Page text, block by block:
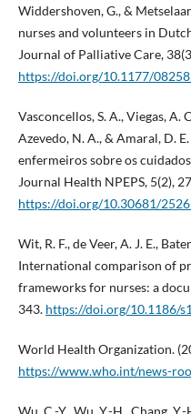
Widdershoven, G., &
nurses and volunteers in
Journal of Palliative Care,
https://doi.org/10.1177/
Vasconcellos, S. A., Viegas, A.
Azevedo, N. A., & Amaral, D.
enfermeiros sobre os
Journal Health NPEPS, 5(2),
https://doi.org/10.30681/
Wit, R. F., de Veer, A. J. E.,
International comparison of
frameworks for nurses: a
343. https://doi.org/10.1186/
World Health Organization.
https://www.who.int/news-
Wu, C.-Y., Wu, Y.-H., Chang,